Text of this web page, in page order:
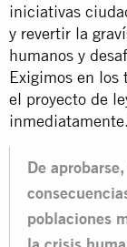
iniciativas
y revertir la
humanos y
Exigimos en los
el proyecto de
De
poblaciones